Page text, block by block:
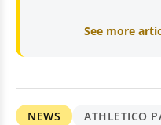
See more
NEWS
ATHLETICO